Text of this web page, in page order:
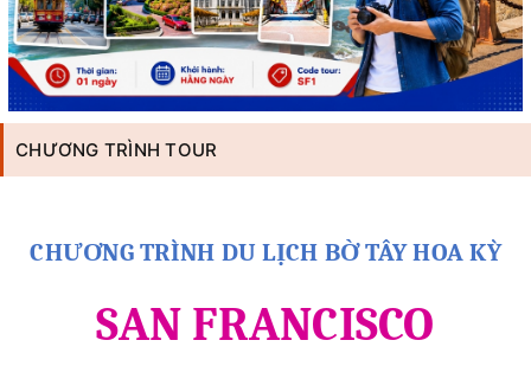
CHƯƠNG TRÌNH TOUR
CHƯƠNG TRÌNH DU LỊCH BỜ TÂY HOA KỲ
SAN FRANCISCO